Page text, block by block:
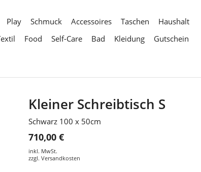
Play Schmuck Accessoires Taschen
Haushalt
Food Self-Care Bad Kleidung
Gutschein
Kleiner Schreibtisch S
Schwarz 100 x 50cm
710,00 €
inkl. MwSt.
zzgl. Versandkosten